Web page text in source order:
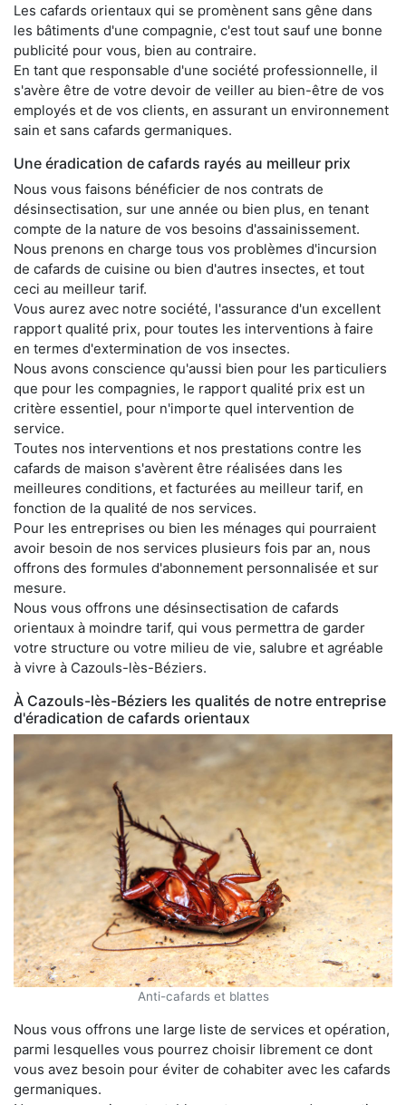
Les cafards orientaux qui se promènent sans gêne dans
les bâtiments d'une compagnie, c'est tout sauf une bonne
publicité pour vous, bien au contraire.
En tant que responsable d'une société professionnelle, il
s'avère être de votre devoir de veiller au bien-être de vos
employés et de vos clients, en assurant un environnement
sain et sans cafards germaniques.
Une éradication de cafards rayés au meilleur prix
Nous vous faisons bénéficier de nos contrats de
désinsectisation, sur une année ou bien plus, en tenant
compte de la nature de vos besoins d'assainissement.
Nous prenons en charge tous vos problèmes d'incursion
de cafards de cuisine ou bien d'autres insectes, et tout
ceci au meilleur tarif.
Vous aurez avec notre société, l'assurance d'un excellent
rapport qualité prix, pour toutes les interventions à faire
en termes d'extermination de vos insectes.
Nous avons conscience qu'aussi bien pour les particuliers
que pour les compagnies, le rapport qualité prix est un
critère essentiel, pour n'importe quel intervention de
service.
Toutes nos interventions et nos prestations contre les
cafards de maison s'avèrent être réalisées dans les
meilleures conditions, et facturées au meilleur tarif, en
fonction de la qualité de nos services.
Pour les entreprises ou bien les ménages qui pourraient
avoir besoin de nos services plusieurs fois par an, nous
offrons des formules d'abonnement personnalisée et sur
mesure.
Nous vous offrons une désinsectisation de cafards
orientaux à moindre tarif, qui vous permettra de garder
votre structure ou votre milieu de vie, salubre et agréable
à vivre à Cazouls-lès-Béziers.
À Cazouls-lès-Béziers les qualités de notre entreprise
d'éradication de cafards orientaux
Anti-cafards et blattes
Nous vous offrons une large liste de services et opération,
parmi lesquelles vous pourrez choisir librement ce dont
vous avez besoin pour éviter de cohabiter avec les cafards
germaniques.